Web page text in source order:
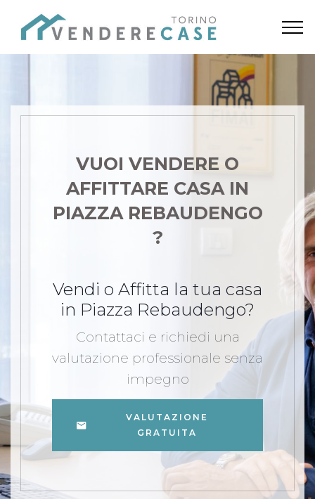
VUOI VENDERE O
AFFITTARE CASA IN
PIAZZA REBAUDENGO
?
Vendi o Affitta la tua casa
in Piazza Rebaudengo?
Contattaci e richiedi una
valutazione professionale senza
impegno
VALUTAZIONE
GRATUITA